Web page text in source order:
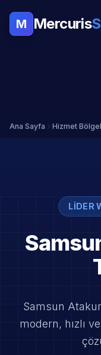
M Mercuris
Ana Sayfa Hizmet
LIDER
Samsun
modern, hızlı ve